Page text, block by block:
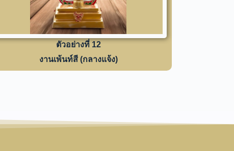
ตัวอย่างที่ 12
งานเพ้นท์สี (กลางแจ้ง)